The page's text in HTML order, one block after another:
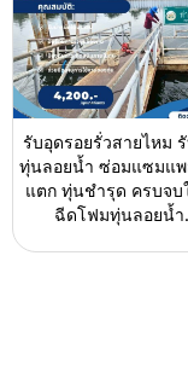
รับอุดรอยรั่วสายไหม
ทุ่นลอยน้ำ ซ่อมแซมแ
แตก ทุ่นชำรุด ครบจบ
ฉีดโฟมทุ่นลอยน้ำ